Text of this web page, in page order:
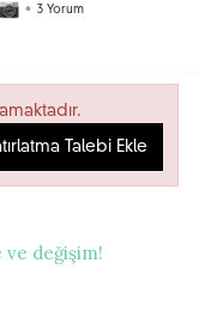
• 3 Yorum
Talebi Ekle
değişim!